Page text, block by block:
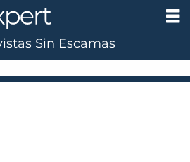
Sin Escamas